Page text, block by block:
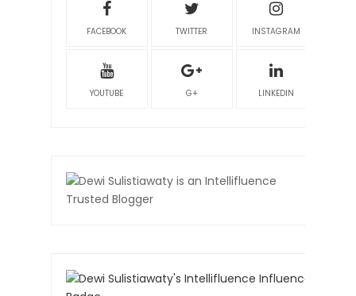
FACEBOOK TWITTER INSTAGRAM
YOUTUBE G+ LINKEDIN